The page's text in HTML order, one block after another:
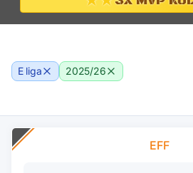
E liga 2025/26
EFF